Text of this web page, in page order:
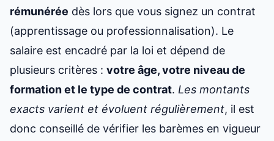
rémunérée dès lors que vous signez un contrat
(apprentissage ou professionnalisation). Le
salaire est encadré par la loi et dépend de
plusieurs critères : votre âge, votre niveau de
formation et le type de contrat. Les montants
exacts varient et évoluent régulièrement, il est
donc conseillé de vérifier les barèmes en vigueur